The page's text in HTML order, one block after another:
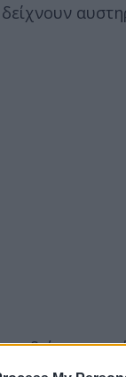
διάρκεια
του 2020.